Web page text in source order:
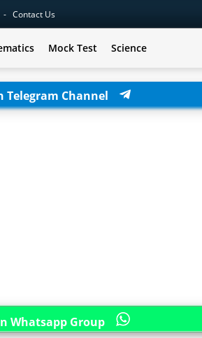
Contact Us
Mock Test Science
Telegram Channel
Whatsapp Group